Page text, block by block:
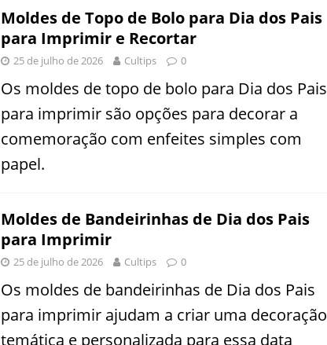
Moldes de Topo de Bolo para Dia dos Pais
para Imprimir e Recortar
25 de julho de 2026 Cultips 0
Os moldes de topo de bolo para Dia dos Pais
para imprimir são opções para decorar a
comemoração com enfeites simples com
papel.
Moldes de Bandeirinhas de Dia dos Pais
para Imprimir
25 de julho de 2026 Cultips 0
Os moldes de bandeirinhas de Dia dos Pais
para imprimir ajudam a criar uma decoração
temática e personalizada para essa data